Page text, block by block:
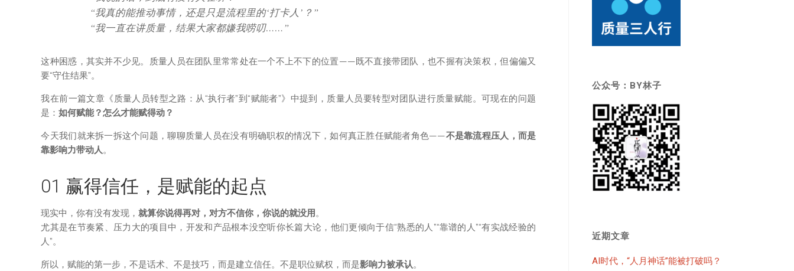
“我真的能推动事情，还是只是流程里的‘打卡人’？”
“我一直在讲质量，结果大家都嫌我唠叨……”
这种困惑，其实并不少见。质量人员在团队里常常处在一个不上不下的位置——既不直接带团队，也不握有决策权，但偏偏又
要“守住结果”。
我在前一篇文章《质量人员转型之路：从“执行者”到“赋能者”》中提到，质量人员要转型对团队进行质量赋能。可现在的问题
是：如何赋能？怎么才能赋得动？
今天我们就来拆一拆这个问题，聊聊质量人员在没有明确职权的情况下，如何真正胜任赋能者角色——不是靠流程压人，而是
靠影响力带动人。
01 赢得信任，是赋能的起点
现实中，你有没有发现，就算你说得再对，对方不信你，你说的就没用。
尤其是在节奏紧、压力大的项目中，开发和产品根本没空听你长篇大论，他们更倾向于信“熟悉的人”“靠谱的人”“有实战经验的
人”。
所以，赋能的第一步，不是话术、不是技巧，而是建立信任。不是职位赋权，而是影响力被承认。
公众号：BY林子
近期文章
AI时代，“人月神话”能被打破吗？